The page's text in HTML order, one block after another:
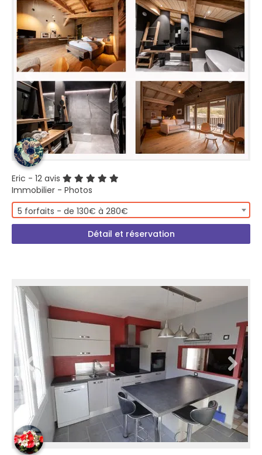
Eric - 12 avis
Immobilier - Photos
5 forfaits - de 130€ à 280€
Détail et réservation